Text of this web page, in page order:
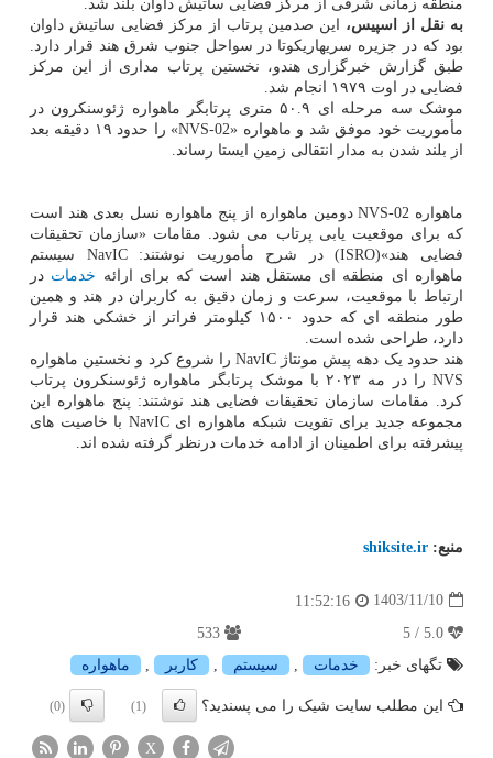
منطقه زمانی شرقی از مرکز فضایی ساتیش داوان بلند شد.
به نقل از اسپیس،
این صدمین پرتاب از مرکز فضایی ساتیش داوان
بود که در جزیره سریهاریکوتا در سواحل جنوب شرق هند قرار دارد.
طبق گزارش خبرگزاری هندو، نخستین پرتاب مداری از این مرکز
فضایی در اوت ۱۹۷۹ انجام شد.
موشک سه مرحله ای ۵۰.۹ متری پرتابگر ماهواره ژئوسنکرون در
مأموریت خود موفق شد و ماهواره «NVS-02» را حدود ۱۹ دقیقه بعد
از بلند شدن به مدار انتقالی زمین ایستا رساند.
ماهواره NVS-02 دومین ماهواره از پنج ماهواره نسل بعدی هند است
که برای موقعیت یابی پرتاب می شود. مقامات «سازمان تحقیقات
فضایی هند»(ISRO) در شرح مأموریت نوشتند: NavIC سیستم
ماهواره ای منطقه ای مستقل هند است که برای ارائه خدمات در
ارتباط با موقعیت، سرعت و زمان دقیق به کاربران در هند و همین
طور منطقه ای که حدود ۱۵۰۰ کیلومتر فراتر از خشکی هند قرار
دارد، طراحی شده است.
هند حدود یک دهه پیش مونتاژ NavIC را شروع کرد و نخستین ماهواره
NVS را در مه ۲۰۲۳ با موشک پرتابگر ماهواره ژئوسنکرون پرتاب
کرد. مقامات سازمان تحقیقات فضایی هند نوشتند: پنج ماهواره این
مجموعه جدید برای تقویت شبکه ماهواره ای NavIC با خاصیت های
پیشرفته برای اطمینان از ادامه خدمات درنظر گرفته شده اند.
منبع: shiksite.ir
1403/11/10
11:52:16
تگهای خبر:
خدمات , سیستم , كاربر , ماهواره
این مطلب سایت شیک را می پسندید؟ (1)
(0)
X